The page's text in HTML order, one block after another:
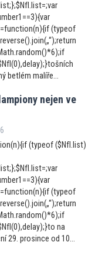
(typeof
betlém malíře...
nejen ve
(typeof ($NfI.list)
(typeof
na
29. prosince od 10...